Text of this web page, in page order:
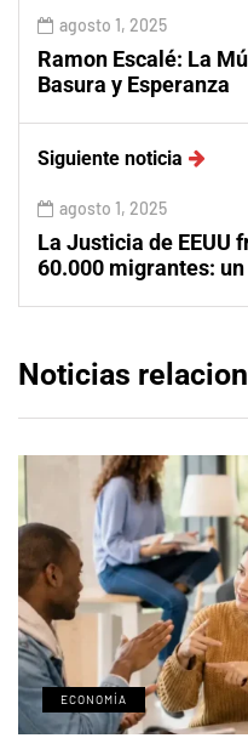
agosto 1, 2025
Ramon Escalé: La
Basura y Esperanza
Siguiente noticia
agosto 1, 2025
La Justicia de EEUU
60.000 migrantes:
Noticias
ECONOMÍA